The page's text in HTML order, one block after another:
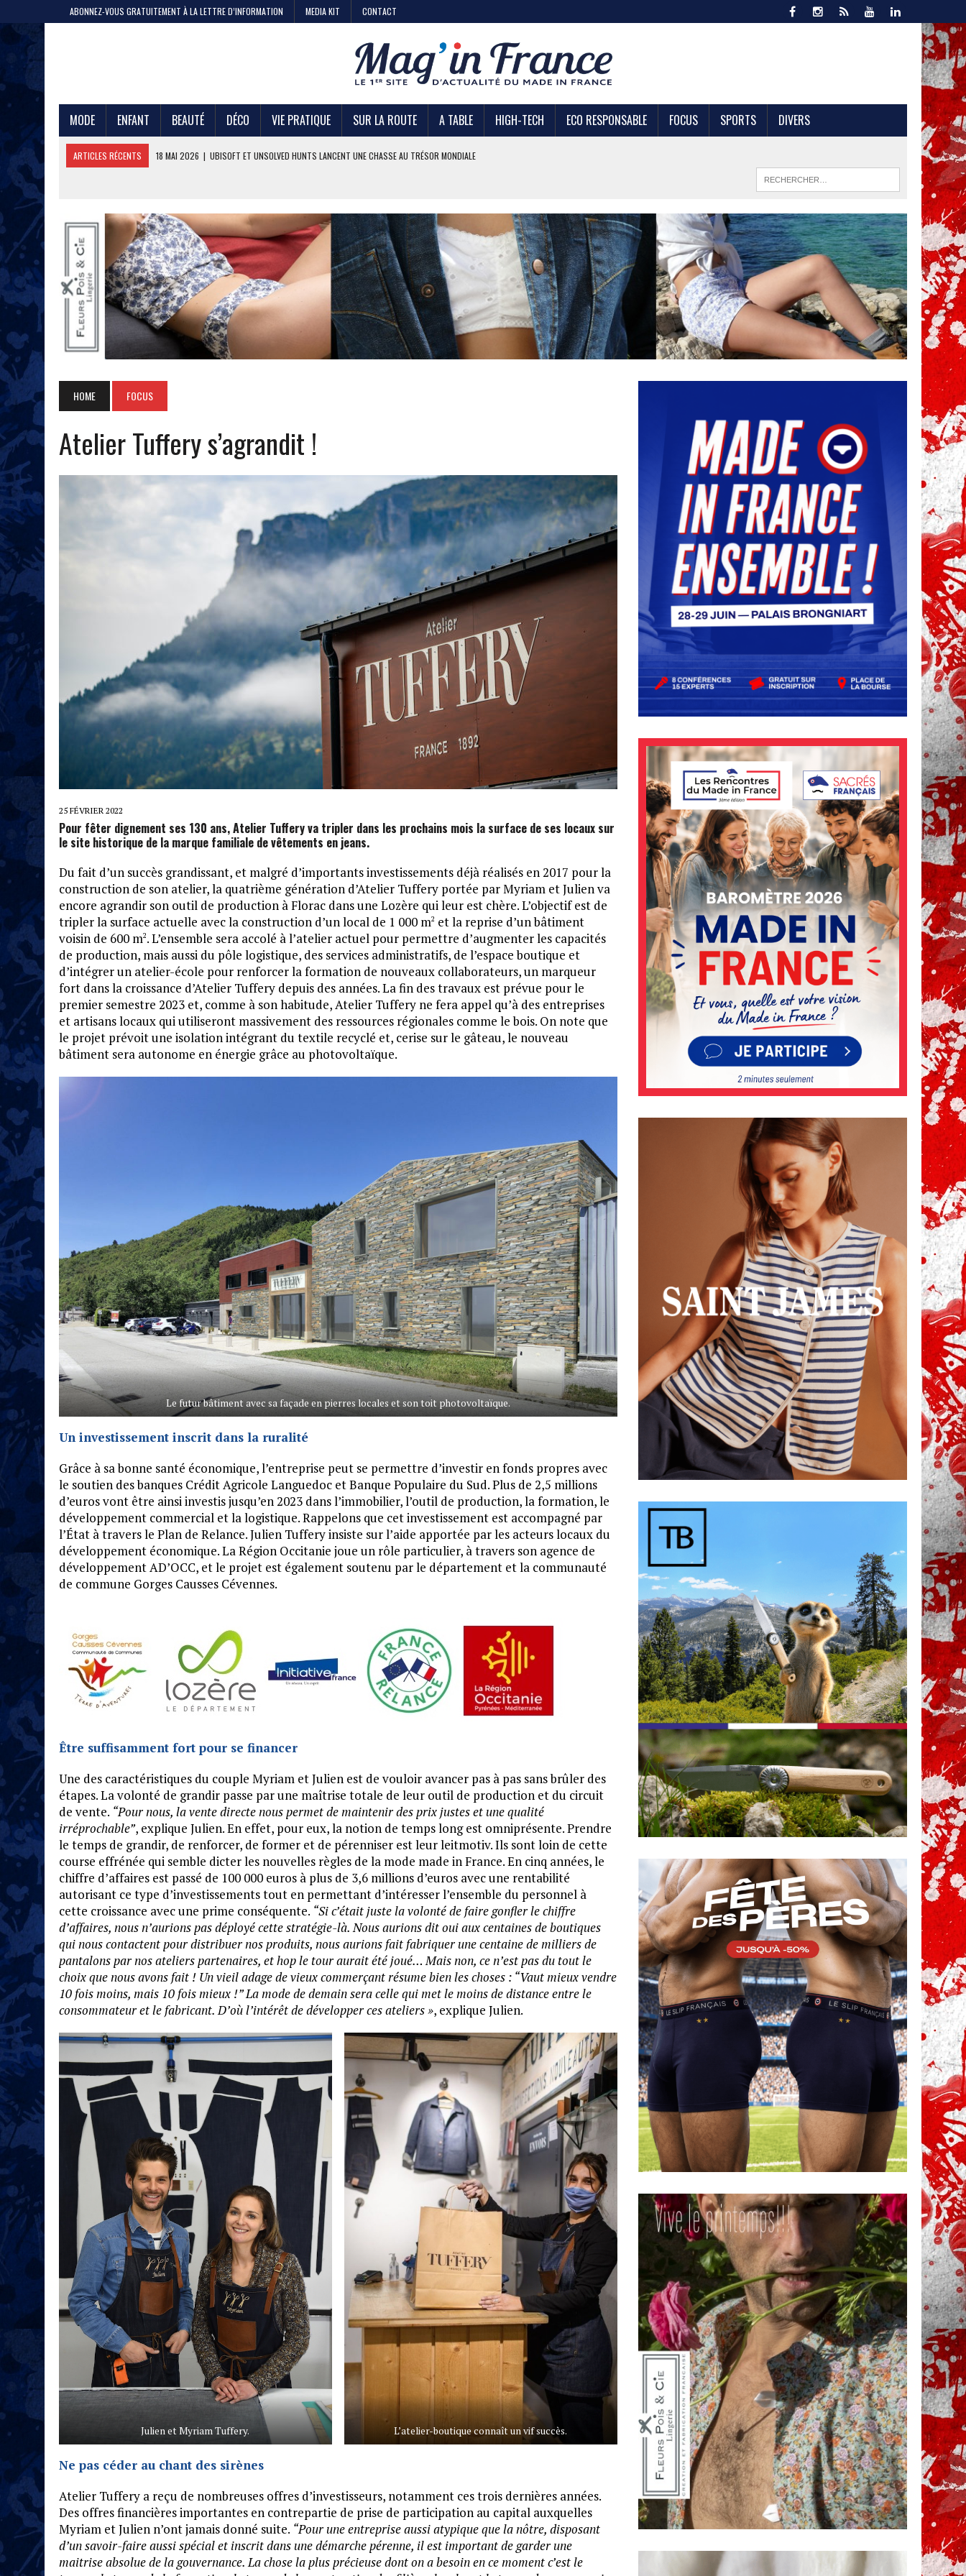
ABONNEZ-VOUS GRATUITEMENT À LA LETTRE D’INFORMATION MEDIA KIT CONTACT
MODE ENFANT BEAUTÉ DÉCO VIE PRATIQUE SUR LA ROUTE A TABLE HIGH-TECH ECO RESPONSABLE FOCUS SPORTS DIVERS
ARTICLES RÉCENTS 11 MAI 2026 | CRISTEL, 200 ANS DE SAVOIR-FAIRE
24 AVRIL 2026 | DEEPFOIL, POUR LES ADEPTES DU GRAND BLEU
21 AVRIL 2026 | 100 000 JEANS FABRIQUÉS EN FRANCE POUR JULES ET KIABI
17 AVRIL 2026 | DURALEX LANCE PICARDIE 58 CL, REMÈDE OU ERREUR DE STRATÉGIE ?
3 JUIN 2026 | L’ÉTERNELLE MARINIÈRE SAINT JAMES
18 MAI 2026
UBISOFT ET UNSOLVED HUNTS LANCENT UNE CHASSE AU TRÉSOR MONDIALE
HOME FOCUS
Atelier Tuffery s’agrandit !
25 FÉVRIER 2022
Pour fêter dignement ses 130 ans, Atelier Tuffery va tripler dans les prochains mois la surface de ses locaux sur
le site historique de la marque familiale de vêtements en jeans.
Du fait d’un succès grandissant, et malgré d’importants investissements déjà réalisés en 2017 pour la
construction de son atelier, la quatrième génération d’Atelier Tuffery portée par Myriam et Julien va
encore agrandir son outil de production à Florac dans une Lozère qui leur est chère. L’objectif est de
tripler la surface actuelle avec la construction d’un local de 1 000 m2 et la reprise d’un bâtiment
voisin de 600 m2. L’ensemble sera accolé à l’atelier actuel pour permettre d’augmenter les capacités
de production, mais aussi du pôle logistique, des services administratifs, de l’espace boutique et
d’intégrer un atelier-école pour renforcer la formation de nouveaux collaborateurs, un marqueur
fort dans la croissance d’Atelier Tuffery depuis des années. La fin des travaux est prévue pour le
premier semestre 2023 et, comme à son habitude, Atelier Tuffery ne fera appel qu’à des entreprises
et artisans locaux qui utiliseront massivement des ressources régionales comme le bois. On note que
le projet prévoit une isolation intégrant du textile recyclé et, cerise sur le gâteau, le nouveau
bâtiment sera autonome en énergie grâce au photovoltaïque.
Le futur bâtiment avec sa façade en pierres locales et son toit photovoltaïque.
Un investissement inscrit dans la ruralité
Grâce à sa bonne santé économique, l’entreprise peut se permettre d’investir en fonds propres avec
le soutien des banques Crédit Agricole Languedoc et Banque Populaire du Sud. Plus de 2,5 millions
d’euros vont être ainsi investis jusqu’en 2023 dans l’immobilier, l’outil de production, la formation, le
développement commercial et la logistique. Rappelons que cet investissement est accompagné par
l’État à travers le Plan de Relance. Julien Tuffery insiste sur l’aide apportée par les acteurs locaux du
développement économique. La Région Occitanie joue un rôle particulier, à travers son agence de
développement AD’OCC, et le projet est également soutenu par le département et la communauté
de commune Gorges Causses Cévennes.
Être suffisamment fort pour se financer
Une des caractéristiques du couple Myriam et Julien est de vouloir avancer pas à pas sans brûler des
étapes. La volonté de grandir passe par une maîtrise totale de leur outil de production et du circuit
de vente. “Pour nous, la vente directe nous permet de maintenir des prix justes et une qualité
irréprochable”, explique Julien. En effet, pour eux, la notion de temps long est omniprésente. Prendre
le temps de grandir, de renforcer, de former et de pérenniser est leur leitmotiv. Ils sont loin de cette
course effrénée qui semble dicter les nouvelles règles de la mode made in France. En cinq années, le
chiffre d’affaires est passé de 100 000 euros à plus de 3,6 millions d’euros avec une rentabilité
autorisant ce type d’investissements tout en permettant d’intéresser l’ensemble du personnel à
cette croissance avec une prime conséquente. “Si c’était juste la volonté de faire gonfler le chiffre
d’affaires, nous n’aurions pas déployé cette stratégie-là. Nous aurions dit oui aux centaines de boutiques
qui nous contactent pour distribuer nos produits, nous aurions fait fabriquer une centaine de milliers de
pantalons par nos ateliers partenaires, et hop le tour aurait été joué… Mais non, ce n’est pas du tout le
choix que nous avons fait ! Un vieil adage de vieux commerçant résume bien les choses : “Vaut mieux vendre
10 fois moins, mais 10 fois mieux !” La mode de demain sera celle qui met le moins de distance entre le
consommateur et le fabricant. D’où l’intérêt de développer ces ateliers », explique Julien.
Julien et Myriam Tuffery. L’atelier-boutique connaît un vif succès.
Ne pas céder au chant des sirènes
Atelier Tuffery a reçu de nombreuses offres d’investisseurs, notamment ces trois dernières années.
Des offres financières importantes en contrepartie de prise de participation au capital auxquelles
Myriam et Julien n’ont jamais donné suite. “Pour une entreprise aussi atypique que la nôtre, disposant
d’un savoir-faire aussi spécial et inscrit dans une démarche pérenne, il est important de garder une
maitrise absolue de la gouvernance. La chose la plus précieuse dont on a besoin en ce moment c’est le